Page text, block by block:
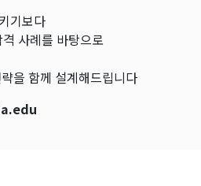
기보다
사례를 바탕으로
을 함께 설계해드립니다